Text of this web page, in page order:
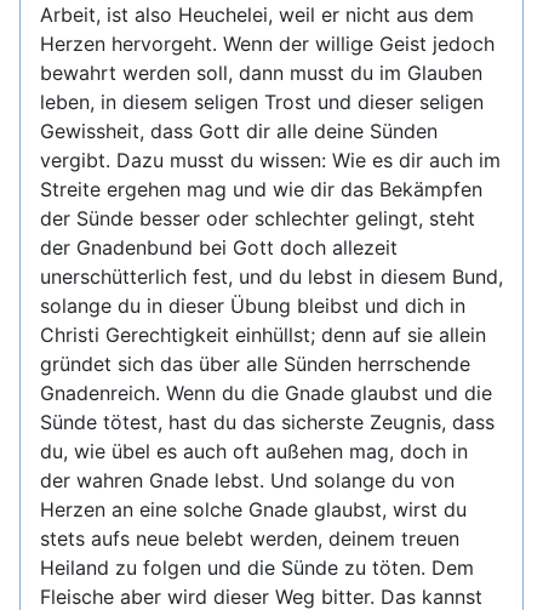
Arbeit, ist also Heuchelei, weil er nicht aus dem
Herzen hervorgeht. Wenn der willige Geist jedoch
bewahrt werden soll, dann musst du im Glauben
leben, in diesem seligen Trost und dieser seligen
Gewissheit, dass Gott dir alle deine Sünden
vergibt. Dazu musst du wissen: Wie es dir auch im
Streite ergehen mag und wie dir das Bekämpfen
der Sünde besser oder schlechter gelingt, steht
der Gnadenbund bei Gott doch allezeit
unerschütterlich fest, und du lebst in diesem Bund,
solange du in dieser Übung bleibst und dich in
Christi Gerechtigkeit einhüllst; denn auf sie allein
gründet sich das über alle Sünden herrschende
Gnadenreich. Wenn du die Gnade glaubst und die
Sünde tötest, hast du das sicherste Zeugnis, dass
du, wie übel es auch oft außehen mag, doch in
der wahren Gnade lebst. Und solange du von
Herzen an eine solche Gnade glaubst, wirst du
stets aufs neue belebt werden, deinem treuen
Heiland zu folgen und die Sünde zu töten. Dem
Fleische aber wird dieser Weg bitter. Das kannst